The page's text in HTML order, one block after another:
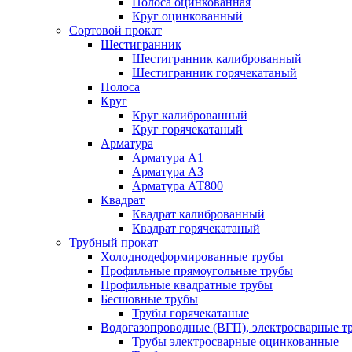
Круг оцинкованный
Сортовой прокат
Шестигранник
Шестигранник калиброванный
Шестигранник горячекатаный
Полоса
Круг
Круг калиброванный
Круг горячекатаный
Арматура
Арматура А1
Арматура А3
Арматура АТ800
Квадрат
Квадрат калиброванный
Квадрат горячекатаный
Трубный прокат
Холоднодеформированные трубы
Профильные прямоугольные трубы
Профильные квадратные трубы
Бесшовные трубы
Трубы горячекатаные
Водогазопроводные (ВГП), электросварные
Трубы электросварные оцинкованные